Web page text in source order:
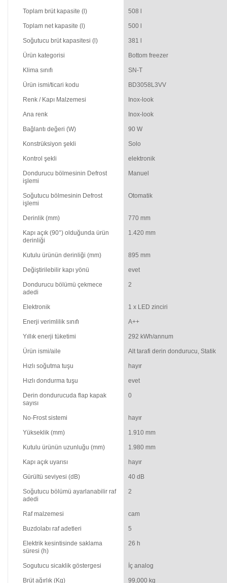
Toplam brüt kapasite (l) 508 l
Toplam net kapasite (l) 500 l
Soğutucu brüt kapasitesi (l) 381 l
Ürün kategorisi Bottom freezer
Klima sınıfı SN-T
Ürün ismi/ticari kodu BD3058L3VV
Renk / Kapı Malzemesi Inox-look
Ana renk Inox-look
Bağlantı değeri (W) 90 W
Konstrüksiyon şekli Solo
Kontrol şekli elektronik
Dondurucu bölmesinin Defrost
işlemi
Manuel
Soğutucu bölmesinin Defrost
işlemi
Otomatik
Derinlik (mm) 770 mm
Kapı açık (90°) olduğunda ürün
derinliği
1.420 mm
Kutulu ürünün derinliği (mm) 895 mm
Değiştirilebilir kapı yönü evet
Dondurucu bölümü çekmece
adedi
2
Elektronik 1 x LED zinciri
Enerji verimlilik sınıfı A++
Yıllık enerji tüketimi 292 kWh/annum
Ürün ismi/aile Alt tarafi derin dondurucu, Statik
Hızlı soğutma tuşu hayır
Hızlı dondurma tuşu evet
Derin dondurucuda flap kapak
sayısı
0
No-Frost sistemi hayır
Yükseklik (mm) 1.910 mm
Kutulu ürünün uzunluğu (mm) 1.980 mm
Kapı açık uyarısı hayır
Gürültü seviyesi (dB) 40 dB
Soğutucu bölümü ayarlanabilir raf
adedi
2
Raf malzemesi cam
Buzdolabı raf adetleri 5
Elektrik kesintisinde saklama
süresi (h)
26 h
Sogutucu sicaklik göstergesi İç analog
Brüt ağırlık (Kg) 99,000 kg